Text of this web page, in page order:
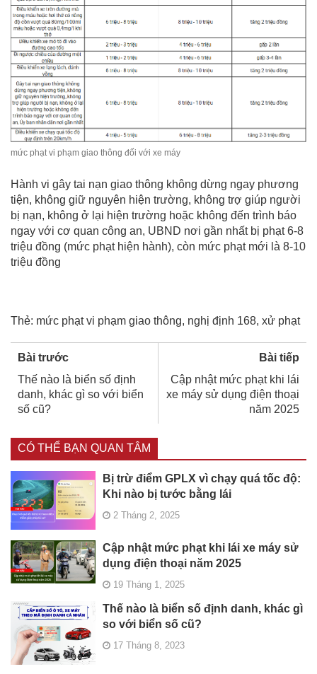
mức phạt vi phạm giao thông đối với xe máy
Hành vi gây tai nạn giao thông không dừng ngay phương
tiện, không giữ nguyên hiện trường, không trợ giúp người
bị nạn, không ở lại hiện trường hoặc không đến trình báo
ngay với cơ quan công an, UBND nơi gần nhất bị phạt 6-8
triệu đồng (mức phạt hiện hành), còn mức phạt mới là 8-10
triệu đồng
Thẻ: mức phạt vi phạm giao thông, nghị định 168, xử phạt
Bài trước
Thế nào là biển số định
danh, khác gì so với biển
số cũ?
Bài tiếp
Cập nhật mức phạt khi lái
xe máy sử dụng điện thoại
năm 2025
CÓ THỂ BẠN QUAN TÂM
Bị trừ điểm GPLX vì chạy quá tốc độ:
Khi nào bị tước bằng lái
2 Tháng 2, 2025
Cập nhật mức phạt khi lái xe máy sử
dụng điện thoại năm 2025
19 Tháng 1, 2025
Thế nào là biển số định danh, khác gì
so với biển số cũ?
17 Tháng 8, 2023